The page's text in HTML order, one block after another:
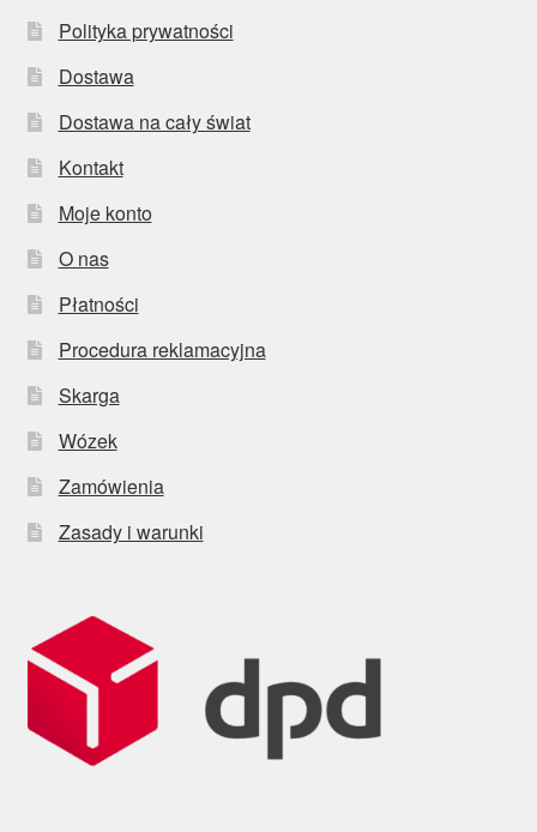
Polityka prywatności
Dostawa
Dostawa na cały świat
Kontakt
Moje konto
O nas
Płatności
Procedura reklamacyjna
Skarga
Wózek
Zamówienia
Zasady i warunki